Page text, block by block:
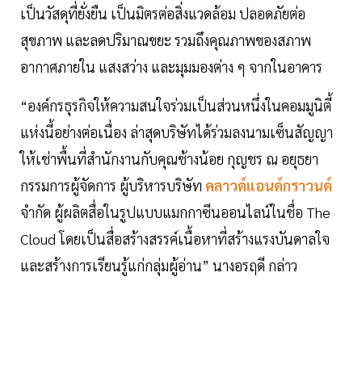
เป็นวัสดุที่ยั่งยืน เป็นมิตรต่อสิ่งแวดล้อม ปลอดภัยต่อ
สุขภาพ และลดปริมาณขยะ รวมถึงคุณภาพของสภาพ
อากาศภายใน แสงสว่าง และมุมมองต่าง ๆ จากในอาคาร
“องค์กรธุรกิจให้ความสนใจร่วมเป็นส่วนหนึ่งในคอมมูนิตี้
แห่งนี้อย่างต่อเนื่อง ล่าสุดบริษัทได้ร่วมลงนามเซ็นสัญญา
ให้เช่าพื้นที่สำนักงานกับคุณช้างน้อย กุญชร ณ อยุธยา
กรรมการผู้จัดการ ผู้บริหารบริษัท คลาวด์แอนด์กราวนด์
จำกัด ผู้ผลิตสื่อในรูปแบบแมกกาซีนออนไลน์ในชื่อ The
Cloud โดยเป็นสื่อสร้างสรรค์เนื้อหาที่สร้างแรงบันดาลใจ
และสร้างการเรียนรู้แก่กลุ่มผู้อ่าน” นางอรฤดี กล่าว